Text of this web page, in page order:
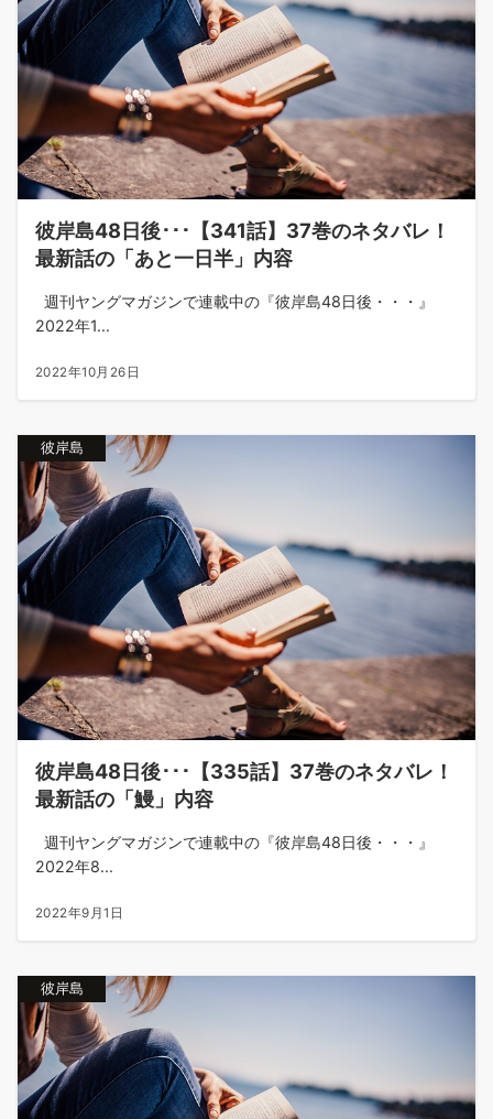
彼岸島48日後･･･【341話】37巻のネタバレ！
最新話の「あと一日半」内容
週刊ヤングマガジンで連載中の『彼岸島48日後・・・』
2022年1...
2022年10月26日
彼岸島
彼岸島48日後･･･【335話】37巻のネタバレ！
最新話の「鰻」内容
週刊ヤングマガジンで連載中の『彼岸島48日後・・・』
2022年8...
2022年9月1日
彼岸島